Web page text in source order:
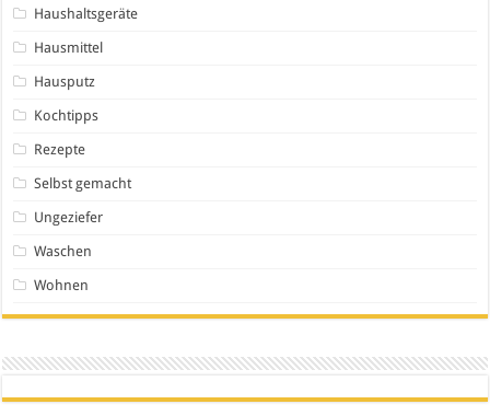
Haushaltsgeräte
Hausmittel
Hausputz
Kochtipps
Rezepte
Selbst gemacht
Ungeziefer
Waschen
Wohnen